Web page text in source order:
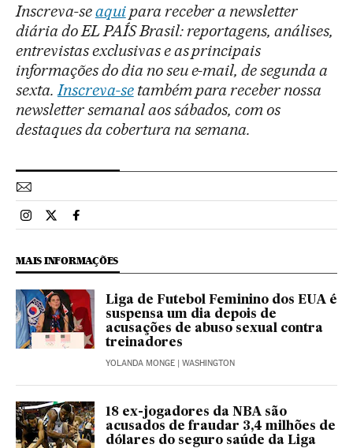
Inscreva-seaquipara receber a newsletter
diária do EL PAÍS Brasil: reportagens, análises,
entrevistas exclusivas e as principais
informações do dia no seu e-mail, de segunda a
sexta.Inscreva-setambém para receber nossa
newsletter semanal aos sábados, com os
destaques da cobertura na semana.
Esportes El País Brasil en Instagram
Esportes El País Brasil en Twitter
Esportes El País Brasil en Facebook
MAIS INFORMAÇÕES
Liga de Futebol Feminino dos EUA é
suspensa um dia depois de
acusações de abuso sexual contra
treinadores
YOLANDA MONGE | WASHINGTON
18 ex-jogadores da NBA são
acusados ​​de fraudar 3,4 milhões de
dólares do seguro saúde da Liga